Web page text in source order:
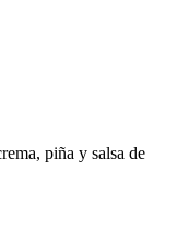
piña y salsa de